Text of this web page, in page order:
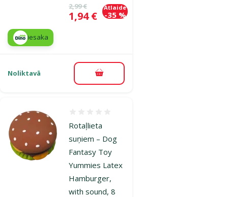
Oriģinālā cena
2,99 €
Cena
1,94 €
Atlaide
-35 %
iesaka
Noliktavā Pievienot grozam
Rotaļlieta
suņiem – Dog
Fantasy Toy
Yummies Latex
Hamburger,
with sound, 8